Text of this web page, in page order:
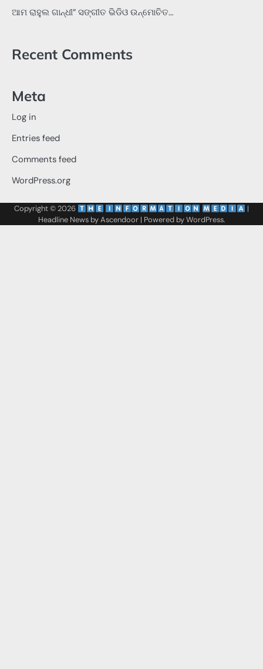
ଆମ ରାହୁଲ ଗାନ୍ଧୀ” ସଙ୍ଗୀତ ଭିଡିଓ ଉନ୍ମୋଚିତ…
Recent Comments
Meta
Log in
Entries feed
Comments feed
WordPress.org
Copyright © 2026
|
Headline News byAscendoor| Powered byWordPress.